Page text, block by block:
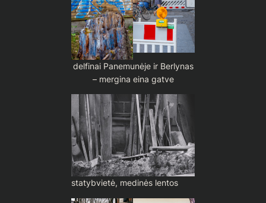
delfinai Panemunėje ir Berlynas
– mergina eina gatve
statybvietė, medinės lentos